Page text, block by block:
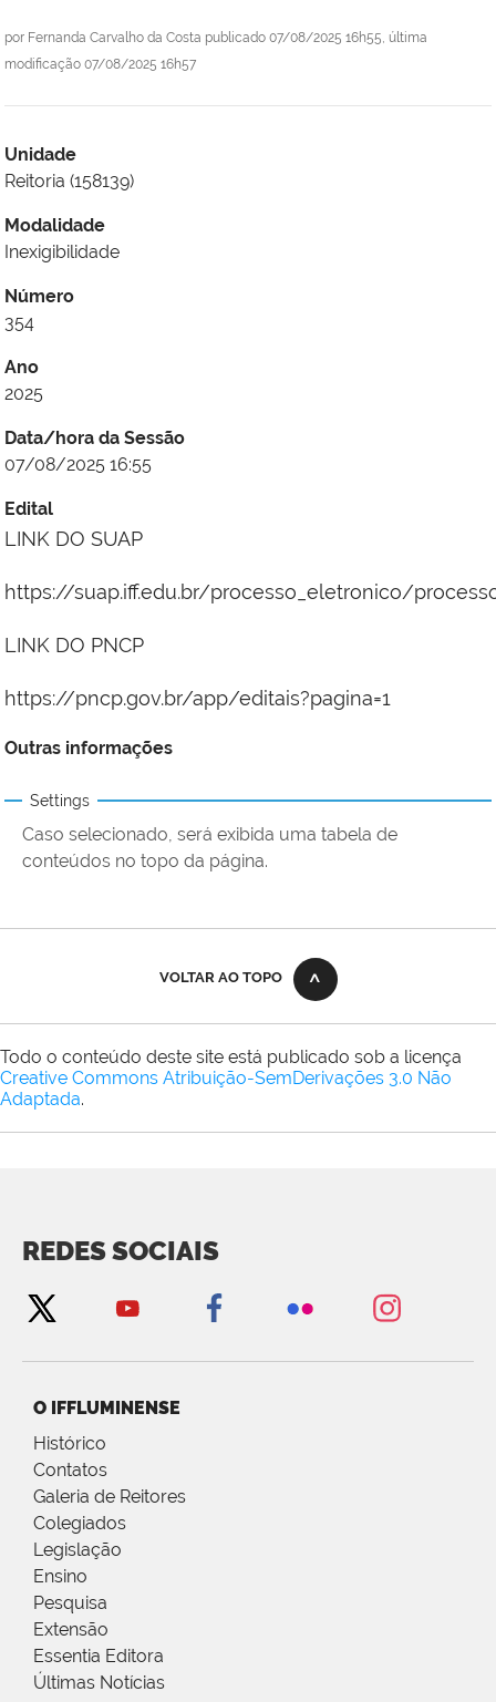
por Fernanda Carvalho da Costa publicado 07/08/2025 16h55, última
modificação 07/08/2025 16h57
Unidade
Reitoria (158139)
Modalidade
Inexigibilidade
Número
354
Ano
2025
Data/hora da Sessão
07/08/2025 16:55
Edital
LINK DO SUAP
https://suap.iff.edu.br/processo_eletronico/
LINK DO PNCP
https://pncp.gov.br/app/editais?pagina=1
Outras informações
Settings
Caso selecionado, será exibida uma tabela de
conteúdos no topo da página.
VOLTAR AO TOPO
Todo o conteúdo deste site está publicado sob a licença
Creative Commons Atribuição-SemDerivações 3.0 Não
Adaptada.
REDES SOCIAIS
O IFFLUMINENSE
Histórico
Contatos
Galeria de Reitores
Colegiados
Legislação
Ensino
Pesquisa
Extensão
Essentia Editora
Últimas Notícias